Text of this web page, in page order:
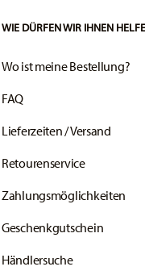
WIE DÜRFEN WIR IHNEN
Wo ist meine Bestellung?
FAQ
Lieferzeiten / Versand
Retourenservice
Zahlungsmöglichkeiten
Geschenkgutschein
Händlersuche